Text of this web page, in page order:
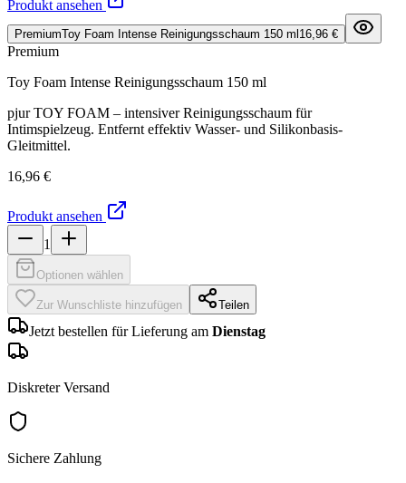
Produkt ansehen
PremiumToy Foam Intense Reinigungsschaum 150 ml 16,96 €
Premium
Toy Foam Intense Reinigungsschaum 150 ml
pjur TOY FOAM – intensiver Reinigungsschaum für
Intimspielzeug. Entfernt effektiv Wasser- und Silikonbasis-
Gleitmittel.
16,96 €
Produkt ansehen
1
Optionen wählen
Zur Wunschliste hinzufügen Teilen
Jetzt bestellen für Lieferung am Dienstag
Diskreter Versand
Sichere Zahlung